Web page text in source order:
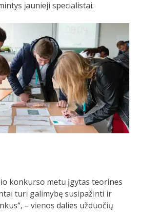
jaunieji specialistai.
konkurso metu įgytas teorines
turi galimybę susipažinti ir
– vienos dalies užduočių